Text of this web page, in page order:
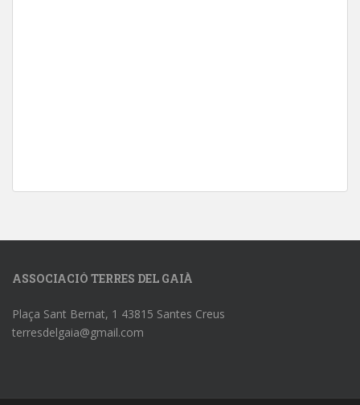
ASSOCIACIÓ TERRES DEL GAIÀ
Plaça Sant Bernat, 1 43815 Santes Creus
terresdelgaia@gmail.com